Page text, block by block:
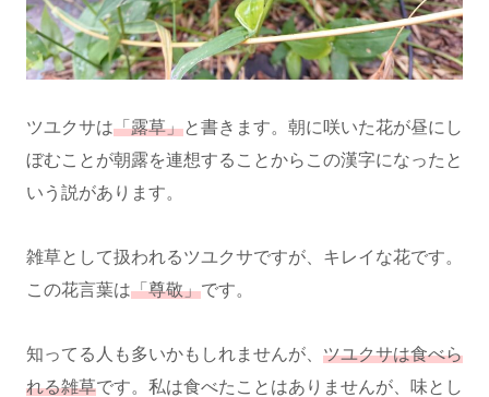
ツユクサは「露草」と書きます。朝に咲いた花が昼にし
ぼむことが朝露を連想することからこの漢字になったと
いう説があります。
雑草として扱われるツユクサですが、キレイな花です。
この花言葉は「尊敬」です。
知ってる人も多いかもしれませんが、 ツユクサは食べら
れる雑草です。私は食べたことはありませんが、味とし